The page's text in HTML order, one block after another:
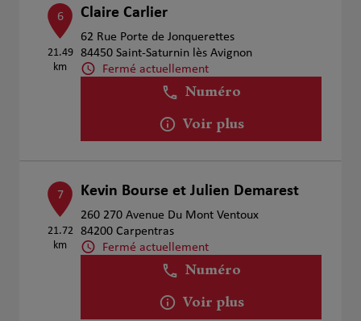
6
21.49
km
Claire Carlier
62 Rue Porte de Jonquerettes
84450 Saint-Saturnin lès Avignon
Fermé actuellement
Numéro
Voir plus
7
21.72
km
Kevin Bourse et Julien Demarest
260 270 Avenue Du Mont Ventoux
84200 Carpentras
Fermé actuellement
Numéro
Voir plus